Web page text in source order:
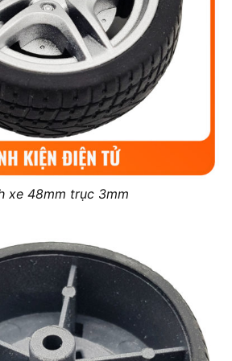
xe 48mm trục 3mm